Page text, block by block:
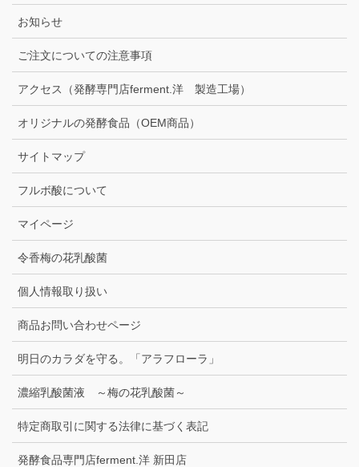
お知らせ
ご注文についての注意事項
アクセス（発酵専門店ferment.洋 製造工場）
オリジナルの発酵食品（OEM商品）
サイトマップ
フルボ酸について
マイページ
令香梅の花乳酸菌
個人情報取り扱い
商品お問い合わせページ
明日のカラダを守る。「アラフローラ」
濃縮乳酸菌液 ～梅の花乳酸菌～
特定商取引に関する法律に基づく表記
発酵食品専門店ferment.洋 新田店